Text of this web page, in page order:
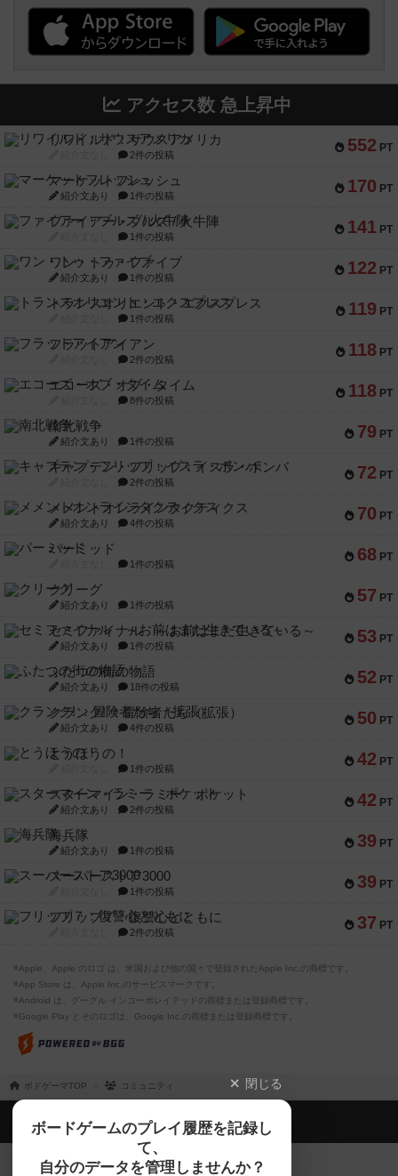
アクセス数 急上昇中
552 PT
リワイルド：サウスアメリカ
2件の投稿
170 PT
マーケットフレッシュ
紹介文あり 1件の投稿
141 PT
ファイアー・ブルズ / 火牛陣
1件の投稿
122 PT
ワン・トゥ・ファイブ
紹介文あり 1件の投稿
119 PT
トランスオリエント・エクスプレス
1件の投稿
118 PT
フラットアイアン
2件の投稿
118 PT
エコーズ・オブ・タイム
8件の投稿
79 PT
南北戦争
紹介文あり 1件の投稿
72 PT
キャプテン・フリップ：イスラ・ボンバ
2件の投稿
70 PT
メメントオンラインタクティクス
紹介文あり 4件の投稿
68 PT
パーミッド
1件の投稿
57 PT
クリーグ
紹介文あり 1件の投稿
53 PT
セミファイナル ～お前はまだ生きている～
紹介文あり 1件の投稿
52 PT
ふたつの街の物語
紹介文あり 18件の投稿
50 PT
クランク! ：冒険者たち（拡張）
紹介文あり 4件の投稿
42 PT
とうほうの！
1件の投稿
42 PT
スターマイン・ラミー ポケット
紹介文あり 2件の投稿
39 PT
海兵隊
紹介文あり 1件の投稿
39 PT
スーパーストア3000
1件の投稿
37 PT
フリップ７：復讐心とともに
2件の投稿
※Apple、Apple のロゴ は、米国および他の国々で登録されたApple Inc.の商標です。
※App Store は、Apple Inc.のサービスマークです。
※Android は、グーグル インコーポレイテッドの商標または登録商標です。
※Google Play とそのロゴは、Google Inc.の商標または登録商標です。
ボドゲーマTOP コミュニティ 閉じる
ボードゲームのプレイ履歴を記録し
て、
自分のデータを管理しませんか？
ボドゲーマTOP
ボードゲームを検索する